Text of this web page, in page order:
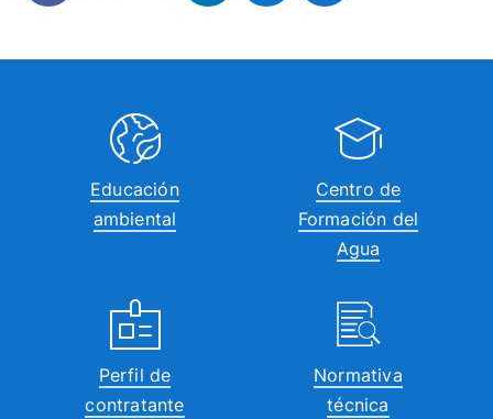
Educación
ambiental
Centro de
Formación del
Agua
Perfil de
contratante
Normativa
técnica